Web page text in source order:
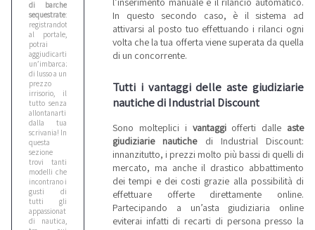
di barche
sequestrate:
registrandoti
al portale,
potrai
aggiudicarti
un’imbarcazione
di lusso a un
prezzo
irrisorio, il
tutto senza
allontanarti
dalla tua
scrivania! In
questa
sezione
trovi tanti
modelli che
incontrano i
gusti di
tutti gli
appassionati
di nautica,
In questo secondo caso, è il sistema ad
attivarsi al posto tuo effettuando i rilanci ogni
volta che la tua offerta viene superata da quella
di un concorrente.
Tutti i vantaggi delle aste giudiziarie
nautiche di Industrial Discount
Sono molteplici i vantaggiofferti dalle aste
giudiziarie nautichedi Industrial Discount:
innanzitutto, i prezzi molto più bassi di quelli di
mercato, ma anche il drastico abbattimento
dei tempi e dei costi grazie alla possibilità di
effettuare offerte direttamente online.
Partecipando a un’asta giudiziaria online
eviterai infatti di recarti di persona presso la